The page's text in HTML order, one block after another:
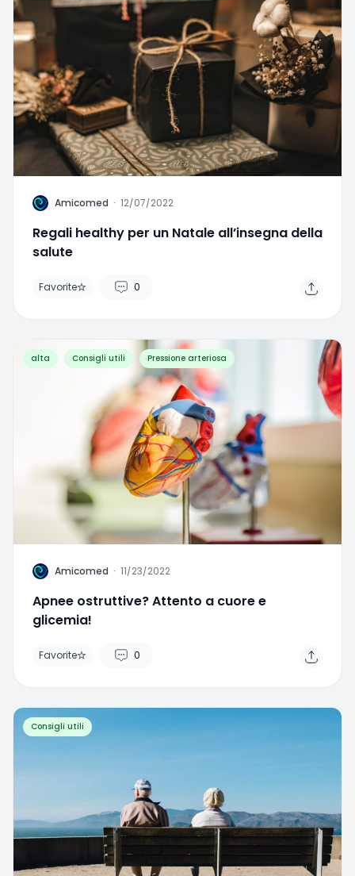
A Amicomed · 12/07/2022
Regali healthy per un Natale all’insegna della
salute
Favorite 0
alta Consigli utili Pressione arteriosa
A Amicomed · 11/23/2022
Apnee ostruttive? Attento a cuore e
glicemia!
Favorite 0
Consigli utili